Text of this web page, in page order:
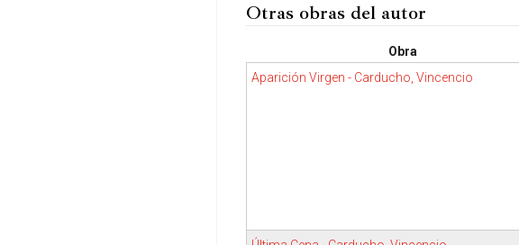
Otras obras del autor
Obra
Aparición Virgen - Carducho, Vincencio